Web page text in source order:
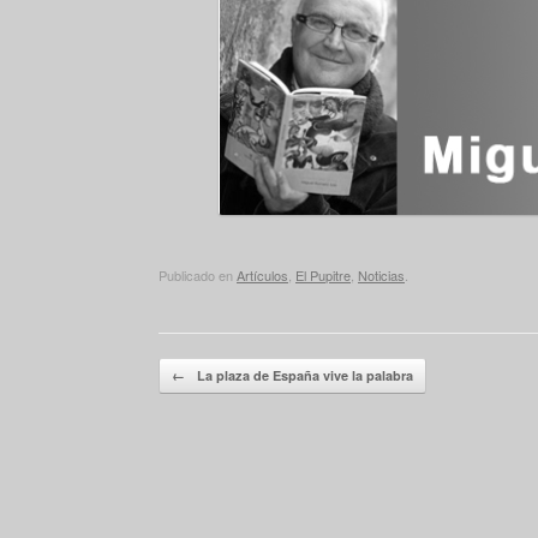
Publicado en Artículos, El Pupitre, Noticias.
Navegador de artículos
← La plaza de España vive la palabra